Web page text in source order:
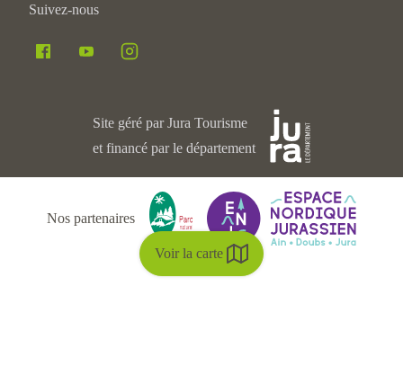
Voir la carte
Suivez-nous
Site géré par Jura Tourisme
et financé par le département
Nos partenaires